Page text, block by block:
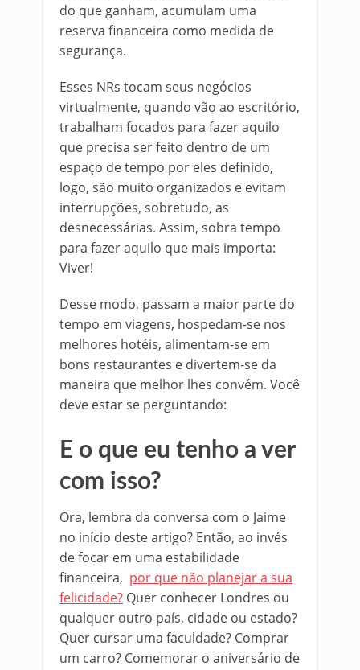
do que ganham, acumulam uma
reserva financeira como medida de
segurança.
Esses NRs tocam seus negócios
virtualmente, quando vão ao escritório,
trabalham focados para fazer aquilo
que precisa ser feito dentro de um
espaço de tempo por eles definido,
logo, são muito organizados e evitam
interrupções, sobretudo, as
desnecessárias. Assim, sobra tempo
para fazer aquilo que mais importa:
Viver!
Desse modo, passam a maior parte do
tempo em viagens, hospedam-se nos
melhores hotéis, alimentam-se em
bons restaurantes e divertem-se da
maneira que melhor lhes convém. Você
deve estar se perguntando:
E o que eu tenho a ver
com isso?
Ora, lembra da conversa com o Jaime
no início deste artigo? Então, ao invés
de focar em uma estabilidade
financeira, por que não planejar a sua
felicidade? Quer conhecer Londres ou
qualquer outro país, cidade ou estado?
Quer cursar uma faculdade? Comprar
um carro? Comemorar o aniversário de